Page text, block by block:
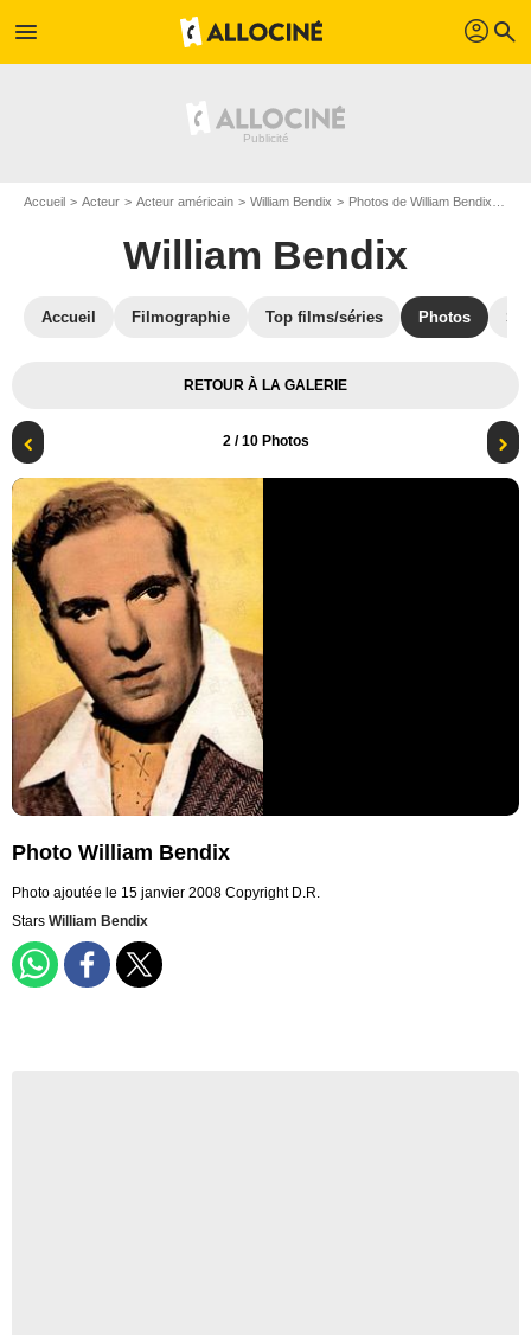
menu profil search
Accueil Acteur Acteur américain William Bendix Photos de William Bendix
William Bendix
Accueil Filmographie Top films/séries Photos
RETOUR À LA GALERIE
2/ 10 Photos
Photo William Bendix
Photo ajoutée le 15 janvier 2008 Copyright D.R.
Stars William Bendix